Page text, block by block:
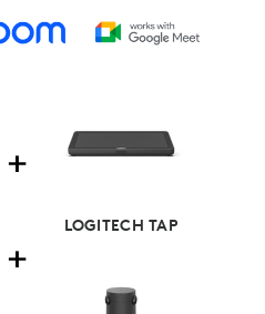
LOGITECH TAP